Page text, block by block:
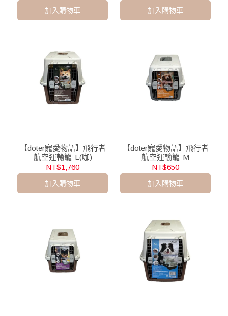
加入購物車 加入購物車
【doter寵愛物語】飛行者
航空運輸籠-L(咖)
NT$1,760
加入購物車
【doter寵愛物語】飛行者
航空運輸籠-M
NT$650
加入購物車